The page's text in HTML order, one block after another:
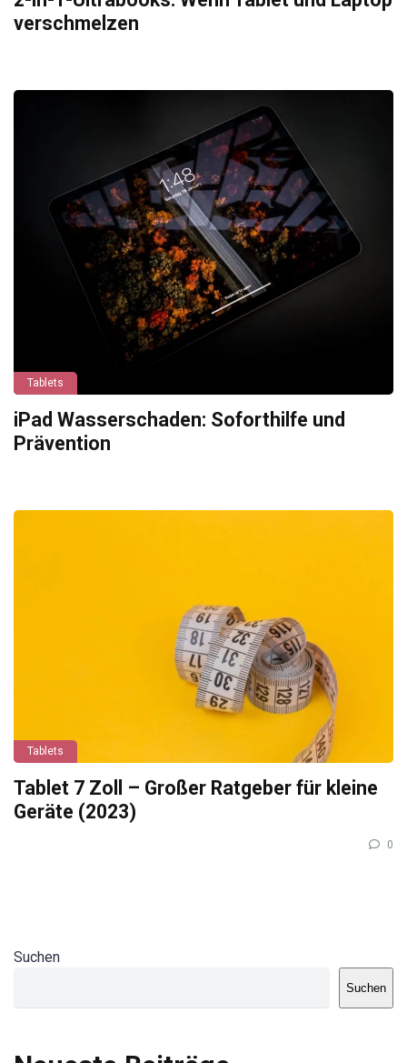
verschmelzen
Tablets
iPad Wasserschaden: Soforthilfe und
Prävention
Tablets
Tablet 7 Zoll – Großer Ratgeber für kleine
Geräte (2023)
0
Suchen
Suchen